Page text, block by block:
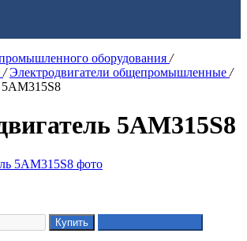
оборудования /
/ Электродвигатели общепромышленные /
5АМ315S8
5АМ315S8